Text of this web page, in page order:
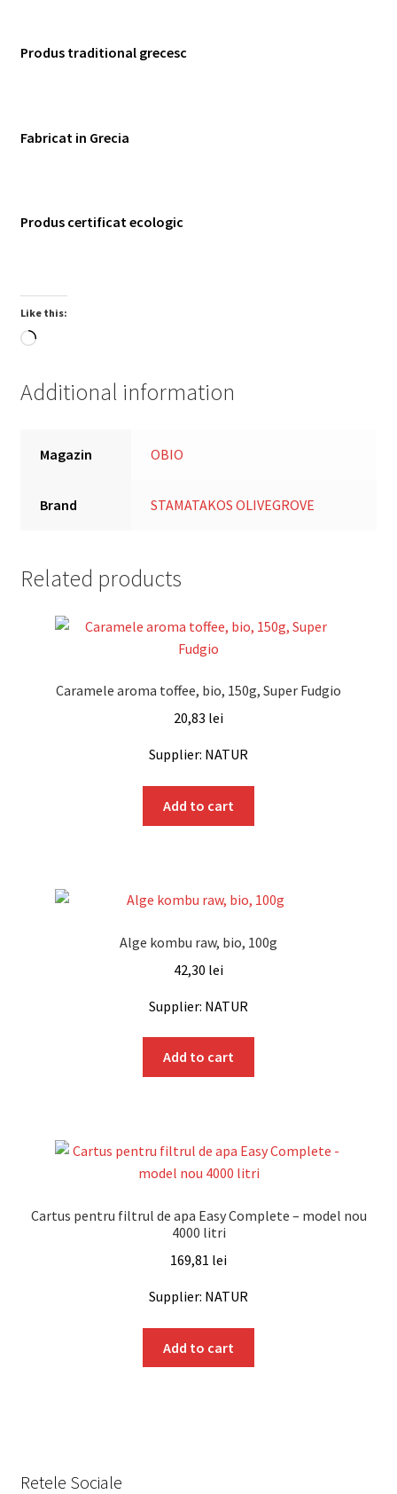
Produs traditional grecesc
Fabricat in Grecia
Produs certificat ecologic
Like this:
Loading…
Additional information
Magazin OBIO
Brand STAMATAKOS OLIVEGROVE
Related products
Caramele aroma toffee, bio, 150g, Super Fudgio
20,83 lei
Supplier: NATUR
Add to cart
Alge kombu raw, bio, 100g
42,30 lei
Supplier: NATUR
Add to cart
Cartus pentru filtrul de apa Easy Complete – model nou
4000 litri
169,81 lei
Supplier: NATUR
Add to cart
Retele Sociale